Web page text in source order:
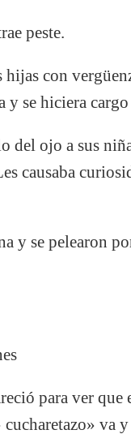
peste.
con
se hiciera cargo
ojo a sus
causaba
y se pelearon
para ver que
va